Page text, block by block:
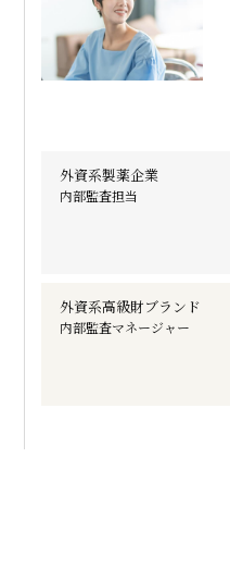
外資系製薬企業
内部監査担当
外資系高級財ブランド
内部監査マネージャー